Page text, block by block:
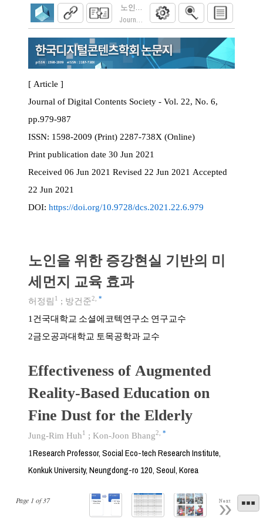
노인을 위한 증강현실 기반의 미세먼지 교
Journal of Digital Contents Society. 2021;
Page 1 of37 Next
[ Article ]
Journal of Digital Contents Society - Vol. 22, No. 6,
pp.979-987
ISSN:
1598-2009 (Print) 2287-738X (Online)
Print publication date 30 Jun 2021
Received 06 Jun 2021 Revised 22 Jun 2021 Accepted
22 Jun 2021
DOI: https://doi.org/10.9728/dcs.2021.22.6.979
노인을 위한 증강현실 기반의 미
세먼지 교육 효과
허정림 1 ; 방건준2 *
1 건국대학교 소셜에코텍연구소 연구교수
2금오공과대학교 토목공학과 교수
Effectiveness of Augmented
Reality-Based Education on
Fine Dust for the Elderly
Jung-Rim Huh1 ; Kon-Joon Bhang2, *
1Research Professor, Social Eco-tech Research Institute,
Konkuk University, Neungdong-ro 120, Seoul, Korea